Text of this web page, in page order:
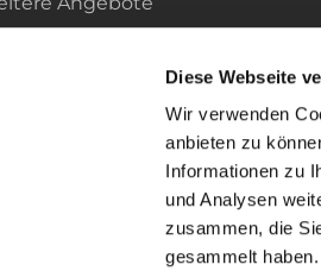
Diese Webseite
Wir verwenden
anbieten zu
Informationen zu
und Analysen
zusammen, die
gesammelt haben.